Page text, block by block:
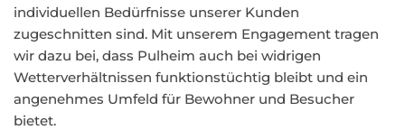
individuellen Bedürfnisse unserer Kunden
zugeschnitten sind. Mit unserem Engagement tragen
wir dazu bei, dass Pulheim auch bei widrigen
Wetterverhältnissen funktionstüchtig bleibt und ein
angenehmes Umfeld für Bewohner und Besucher
bietet.